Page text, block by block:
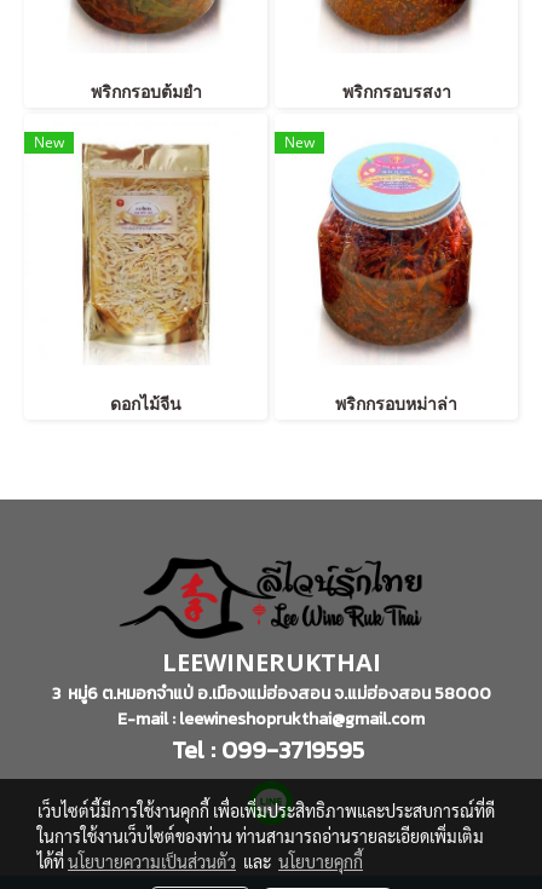
พริกกรอบต้มยำ พริกกรอบรสงา
New
ดอกไม้จีน
New
พริกกรอบหม่าล่า
LEEWINERUKTHAI
3 หมู่6 ต.หมอกจำแป่ อ.เมืองแม่ฮ่องสอน จ.แม่ฮ่องสอน 58000
E-mail : leewineshoprukthai@gmail.com
Tel : 099-3719595
เว็บไซต์นี้มีการใช้งานคุกกี้ เพื่อเพิ่มประสิทธิภาพและประสบการณ์ที่ดี
ในการใช้งานเว็บไซต์ของท่าน ท่านสามารถอ่านรายละเอียดเพิ่มเติม
ได้ที่นโยบายความเป็นส่วนตัว และ นโยบายคุกกี้